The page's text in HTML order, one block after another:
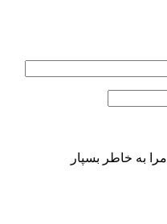
مرا به خاطر بسپار